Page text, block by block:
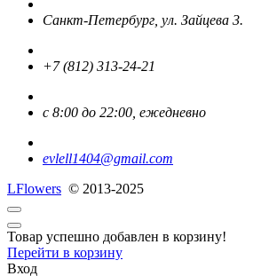
Санкт-Петербург, ул. Зайцева 3.
+7 (812) 313-24-21
с 8:00 до 22:00, ежедневно
evlell1404@gmail.com
LFlowers © 2013-2025
Товар успешно добавлен в корзину!
Перейти в корзину
Вход